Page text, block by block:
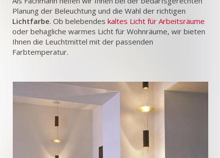
Planung der Beleuchtung und die Wahl der richtigen
Lichtfarbe. Ob belebendes kaltes Licht für Arbeitsräume
oder behagliche warmes Licht für Wohnräume, wir bieten
Ihnen die Leuchtmittel mit der passenden
Farbtemperatur.